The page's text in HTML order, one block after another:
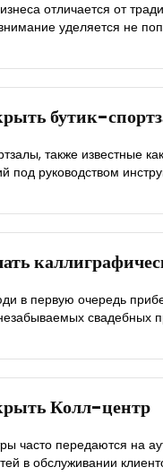
отличается от
уделяется не
бутик-
также известные
под руководством
в первую очередь
свадебных
Колл-центр
часто передаются на
в обслуживании